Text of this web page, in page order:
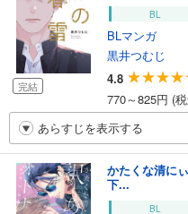
完結
BL
BLマンガ
黒井つむじ
4.8
770～825円 (
あらすじを表示する
かたくな清に
下...
BL